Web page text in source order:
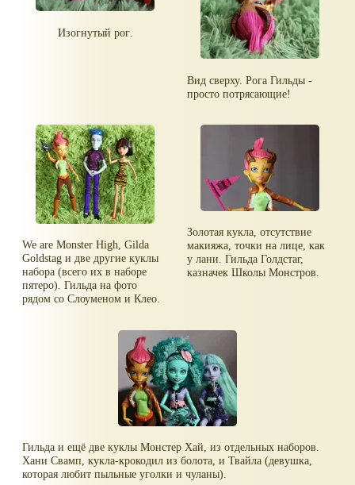
Изогнутый рог.
Вид сверху. Рога Гильды -
просто потрясающие!
We are Monster High, Gilda
Goldstag и две другие куклы
набора (всего их в наборе
пятеро). Гильда на фото
рядом со Слоуменом и Клео.
Золотая кукла, отсутствие
макияжа, точки на лице, как
у лани. Гильда Голдстаг,
казначек Школы Монстров.
Гильда и ещё две куклы Монстер Хай, из отдельных наборов.
Хани Свамп, кукла-крокодил из болота, и Твайла (девушка,
которая любит пыльные уголки и чуланы).